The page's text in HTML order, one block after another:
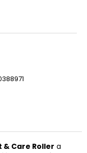
& Care Roller a